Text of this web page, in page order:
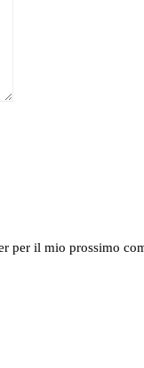
per il mio prossimo